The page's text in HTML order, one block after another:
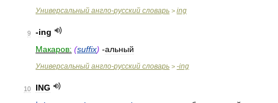
Универсальный англо-русский словарь > ing
9 -ing
Макаров: (suffix) -альный
Универсальный англо-русский словарь > -ing
10
ING